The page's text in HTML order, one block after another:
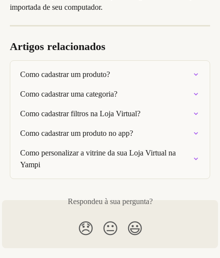
importada de seu computador.
Artigos relacionados
Como cadastrar um produto?
Como cadastrar uma categoria?
Como cadastrar filtros na Loja Virtual?
Como cadastrar um produto no app?
Como personalizar a vitrine da sua Loja Virtual na
Yampi
Respondeu à sua pergunta?
😞 😐 😃